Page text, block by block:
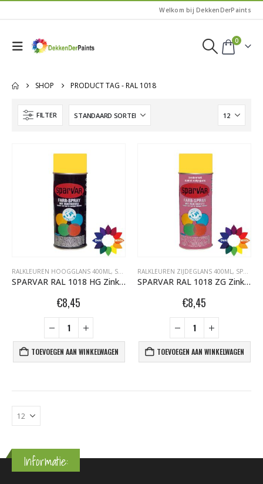
Welkom bij DekkenDerPaints
0
SHOP PRODUCT TAG -RAL 1018
FILTER
RALKLEUREN HOOGGLANS 400ML, SPARVAR GRAFFITI SPUITBUSSEN
SPARVAR RAL 1018 HG Zinkgeel
€8,45
TOEVOEGEN AAN WINKELWAGEN
RALKLEUREN ZIJDEGLANS 400ML, SPARVAR GRAFFITI SPUITBUSSEN
SPARVAR RAL 1018 ZG Zinkgeel
€8,45
TOEVOEGEN AAN WINKELWAGEN
Informatie: